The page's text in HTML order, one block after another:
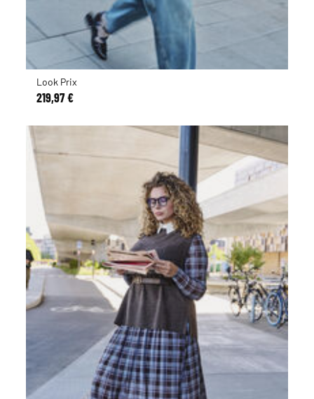
Look Prix
219,97 €